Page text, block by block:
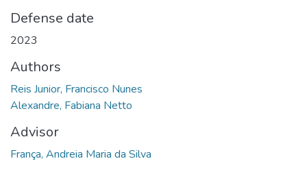
Defense date
2023
Authors
Reis Junior, Francisco Nunes
Alexandre, Fabiana Netto
Advisor
França, Andreia Maria da Silva